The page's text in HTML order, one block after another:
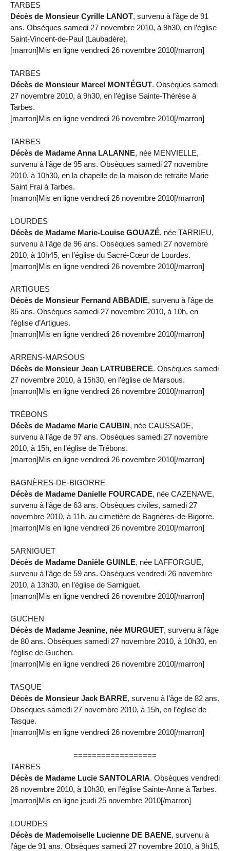
TARBES
Décès de Monsieur Cyrille LANOT, survenu à l’âge de 91
ans. Obsèques samedi 27 novembre 2010, à 9h30, en l’église
Saint-Vincent-de-Paul (Laubadère).
[marron]Mis en ligne vendredi 26 novembre 2010[/marron]
TARBES
Décès de Monsieur Marcel MONTÉGUT. Obsèques samedi
27 novembre 2010, à 9h30, en l’église Sainte-Thérèse à
Tarbes.
[marron]Mis en ligne vendredi 26 novembre 2010[/marron]
TARBES
Décès de Madame Anna LALANNE, née MENVIELLE,
survenu à l’âge de 95 ans. Obsèques samedi 27 novembre
2010, à 10h30, en la chapelle de la maison de retraite Marie
Saint Frai à Tarbes.
[marron]Mis en ligne vendredi 26 novembre 2010[/marron]
LOURDES
Décès de Madame Marie-Louise GOUAZÉ, née TARRIEU,
survenu à l’âge de 96 ans. Obsèques samedi 27 novembre
2010, à 10h45, en l’église du Sacré-Cœur de Lourdes.
[marron]Mis en ligne vendredi 26 novembre 2010[/marron]
ARTIGUES
Décès de Monsieur Fernand ABBADIE, survenu à l’âge de
85 ans. Obsèques samedi 27 novembre 2010, à 10h, en
l’église d’Artigues.
[marron]Mis en ligne vendredi 26 novembre 2010[/marron]
ARRENS-MARSOUS
Décès de Monsieur Jean LATRUBERCE. Obsèques samedi
27 novembre 2010, à 15h30, en l’église de Marsous.
[marron]Mis en ligne vendredi 26 novembre 2010[/marron]
TRÉBONS
Décès de Madame Marie CAUBIN, née CAUSSADE,
survenu à l’âge de 97 ans. Obsèques samedi 27 novembre
2010, à 15h, en l’église de Trébons.
[marron]Mis en ligne vendredi 26 novembre 2010[/marron]
BAGNÈRES-DE-BIGORRE
Décès de Madame Danielle FOURCADE, née CAZENAVE,
survenu à l’âge de 63 ans. Obsèques civiles, samedi 27
novembre 2010, à 11h, au cimetière de Bagnères-de-Bigorre.
[marron]Mis en ligne vendredi 26 novembre 2010[/marron]
SARNIGUET
Décès de Madame Danièle GUINLE, née LAFFORGUE,
survenu à l’âge de 59 ans. Obsèques vendredi 26 novembre
2010, à 13h30, en l’église de Sarniguet.
[marron]Mis en ligne vendredi 26 novembre 2010[/marron]
GUCHEN
Décès de Madame Jeanine, née MURGUET, survenu à l’âge
de 80 ans. Obsèques samedi 27 novembre 2010, à 10h30, en
l’église de Guchen.
[marron]Mis en ligne vendredi 26 novembre 2010[/marron]
TASQUE
Décès de Monsieur Jack BARRE, survenu à l’âge de 82 ans.
Obsèques samedi 27 novembre 2010, à 15h, en l’église de
Tasque.
[marron]Mis en ligne vendredi 26 novembre 2010[/marron]
==================
TARBES
Décès de Madame Lucie SANTOLARIA. Obsèques vendredi
26 novembre 2010, à 10h30, en l’église Sainte-Anne à Tarbes.
[marron]Mis en ligne jeudi 25 novembre 2010[/marron]
LOURDES
Décès de Mademoiselle Lucienne DE BAENE, survenu à
l’âge de 91 ans. Obsèques samedi 27 novembre 2010, à 9h15,